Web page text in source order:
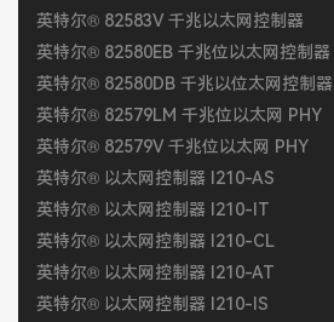
英特尔® 82583V 千兆以太网控制器
英特尔® 82580EB 千兆位以太网控制器
英特尔® 82580DB 千兆以位太网控制器
英特尔® 82579LM 千兆位以太网 PHY
英特尔® 82579V 千兆位以太网 PHY
英特尔® 以太网控制器 I210-AS
英特尔® 以太网控制器 I210-IT
英特尔® 以太网控制器 I210-CL
英特尔® 以太网控制器 I210-AT
英特尔® 以太网控制器 I210-IS